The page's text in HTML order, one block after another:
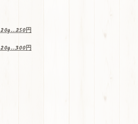
20g…250円
20g…300円